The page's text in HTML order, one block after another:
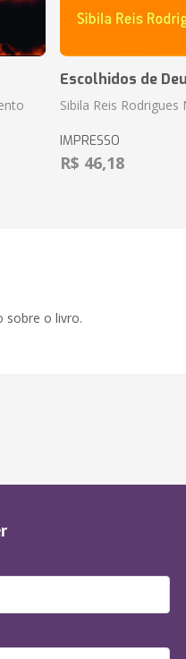
Escolhidos de
Sibila Reis
IMPRESSO
R$ 46,18
sobre o livro.